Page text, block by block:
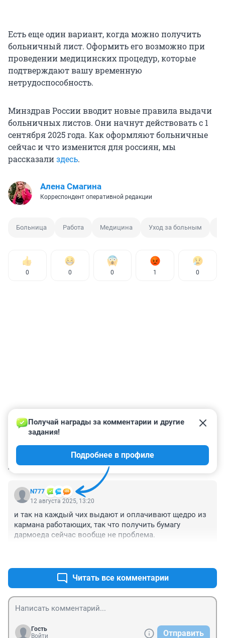
Есть еще один вариант, когда можно получить
больничный лист. Оформить его возможно при
проведении медицинских процедур, которые
подтверждают вашу временную
нетрудоспособность.
Минздрав России вводит новые правила выдачи
больничных листов. Они начнут действовать с 1
сентября 2025 года. Как оформляют больничные
сейчас и что изменится для россиян, мы
рассказализдесь.
Алена Смагина
Корреспондент оперативной редакции
Больница Работа Медицина Уход за больным
0 0 0 1 0
КОММЕНТАРИИ 1
N777
Получай награды за комментарии и другие
задания!
Подробнее в профиле
12 августа 2025, 13:20
и так на каждый чих выдают и оплачивают щедро из
кармана работающих, так что получить бумагу
дармоеда сейчас вообще не проблема.
Читать все комментарии
Гость
Войти
Отправить